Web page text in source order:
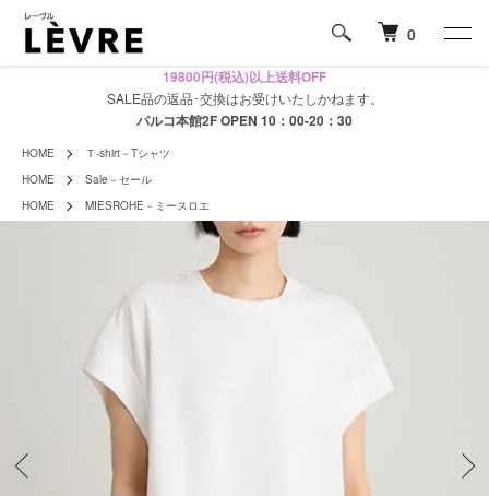
0
19800円(税込)以上送料OFF
SALE品の返品･交換はお受けいたしかねます。
パルコ本館2F OPEN 10：00-20：30
HOME
Ｔ-shirt－Tシャツ
HOME
Sale－セール
HOME
MIESROHE－ミースロエ